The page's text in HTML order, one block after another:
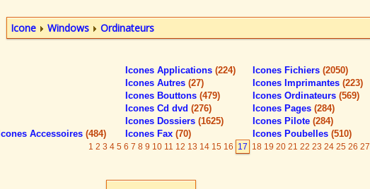
Icone Windows Ordinateurs
Icones Accessoires (484)
Icones Applications (224)
Icones Autres (27)
Icones Bouttons (479)
Icones Cd dvd (276)
Icones Dossiers (1625)
Icones Fax (70)
Icones Fichiers (2050)
Icones Imprimantes (223)
Icones Ordinateurs (569)
Icones Pages (284)
Icones Pilote (284)
Icones Poubelles (510)
1 2 3 4 5 6 7 8 9 10 11 12 13 14 15 16 17 18 19 20 21 22 23 24 25 26 27